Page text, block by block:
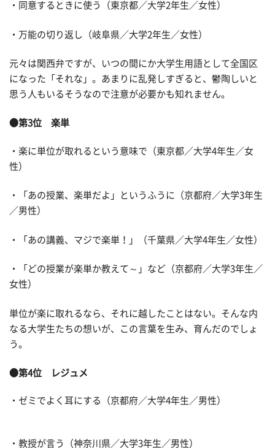
・同意するときに使う（東京都／大学2年生／女性）
・万能の切り返し（岐阜県／大学2年生／女性）
元々は関西弁ですが、いつの間にか大学生用語として全国区
になった「それな」。あまりに乱発しすぎると、鬱陶しいと
思う人もいるそうなので注意が必要かも知れません。
●第3位 楽単
・楽に単位が取れるという意味で（東京都／大学4年生／女
性）
・「あの授業、楽単だよ」というふうに（京都府／大学3年生
／男性）
・「あの講義、マジで楽単！」（千葉県／大学4年生／女性）
・「どの授業が楽単か教えて～」など（京都府／大学3年生／
女性）
単位が楽に取れるなら、それに越したことはない。そんな内
なる大学生たちの想いが、この言葉を生み、育んだのでしょ
う。
●第4位 レジュメ
・ゼミでよく耳にする（京都府／大学4年生／男性）
・教授が言う（神奈川県／大学3年生／男性）